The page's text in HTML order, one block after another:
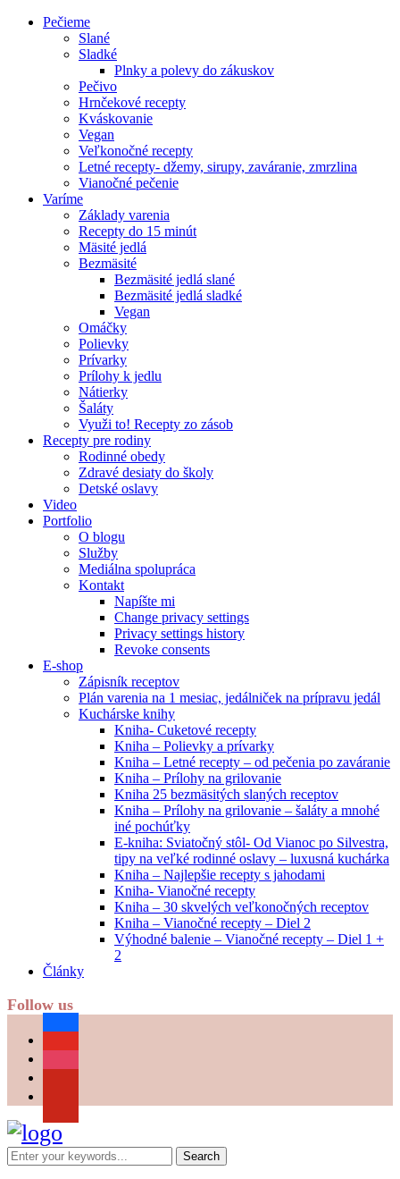
Pečieme
Slané
Sladké
Plnky a polevy do zákuskov
Pečivo
Hrnčekové recepty
Kváskovanie
Vegan
Veľkonočné recepty
Letné recepty- džemy, sirupy, zaváranie, zmrzlina
Vianočné pečenie
Varíme
Základy varenia
Recepty do 15 minút
Mäsité jedlá
Bezmäsité
Bezmäsité jedlá slané
Bezmäsité jedlá sladké
Vegan
Omáčky
Polievky
Prívarky
Prílohy k jedlu
Nátierky
Šaláty
Využi to! Recepty zo zásob
Recepty pre rodiny
Rodinné obedy
Zdravé desiaty do školy
Detské oslavy
Video
Portfolio
O blogu
Služby
Mediálna spolupráca
Kontakt
Napíšte mi
Change privacy settings
Privacy settings history
Revoke consents
E-shop
Zápisník receptov
Plán varenia na 1 mesiac, jedálniček na prípravu jedál
Kuchárske knihy
Kniha- Cuketové recepty
Kniha – Polievky a prívarky
Kniha – Letné recepty – od pečenia po zaváranie
Kniha – Prílohy na grilovanie
Kniha 25 bezmäsitých slaných receptov
Kniha – Prílohy na grilovanie – šaláty a mnohé
iné pochúťky
E-kniha: Sviatočný stôl- Od Vianoc po Silvestra,
tipy na veľké rodinné oslavy – luxusná kuchárka
Kniha – Najlepšie recepty s jahodami
Kniha- Vianočné recepty
Kniha – 30 skvelých veľkonočných receptov
Kniha – Vianočné recepty – Diel 2
Výhodné balenie – Vianočné recepty – Diel 1 +
2
Články
Follow us